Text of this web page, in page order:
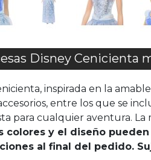
Disney Cenicienta
inspirada en la
entre los que se
para cualquier aventura.
colores y el diseño
al final del pedido.